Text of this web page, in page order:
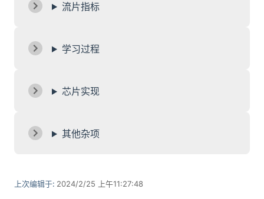
流片指标
学习过程
芯片实现
其他杂项
上次编辑于: 2024/2/25 上午11:27:48